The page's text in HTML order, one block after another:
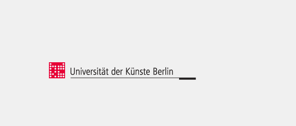
© 2026 Universität der Künste Berlin